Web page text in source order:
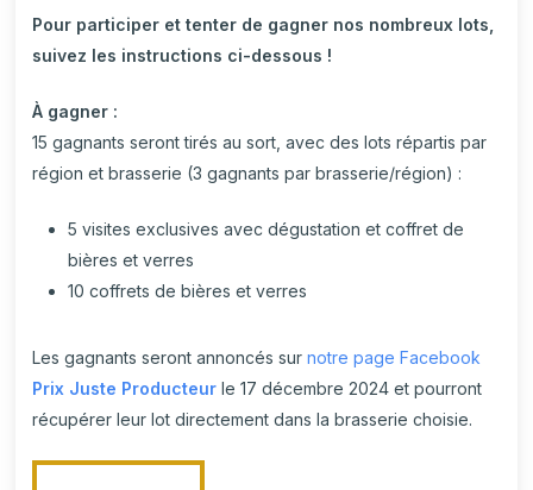
Pour participer et tenter de gagner nos nombreux lots,
suivez les instructions ci-dessous !
À gagner :
15 gagnants seront tirés au sort, avec des lots répartis par
région et brasserie (3 gagnants par brasserie/région) :
5 visites exclusives avec dégustation et coffret de
bières et verres
10 coffrets de bières et verres
Les gagnants seront annoncés sur notre page Facebook
Prix Juste Producteurle 17 décembre 2024 et pourront
récupérer leur lot directement dans la brasserie choisie.
Participer